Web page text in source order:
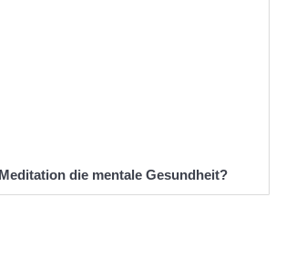
die mentale Gesundheit?